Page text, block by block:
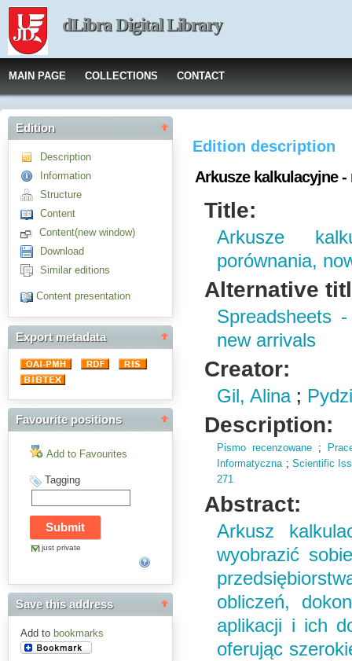
dLibra Digital Library
MAIN PAGE COLLECTIONS CONTACT
Edition
Description
Information
Structure
Content
Content(new window)
Download
Similar editions
Content presentation
Export metadata
Favourite positions
Add to Favourites
Tagging
just private
Save this address
Add to bookmarks
Edition description
Arkusze kalkulacyjne
Title:
Arkusze
porównania,
Alternative
Spreadsheets
new arrivals
Creator:
Gil, Alina;
Description:
Pismo recenzowane ;
Informatyczna; Scientific
271
Abstract:
Arkusz
wyobrazić
obliczeń,
aplikacji i ich
oferując